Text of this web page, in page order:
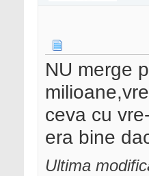
NU merge
ceva cu
era bine
Ultima